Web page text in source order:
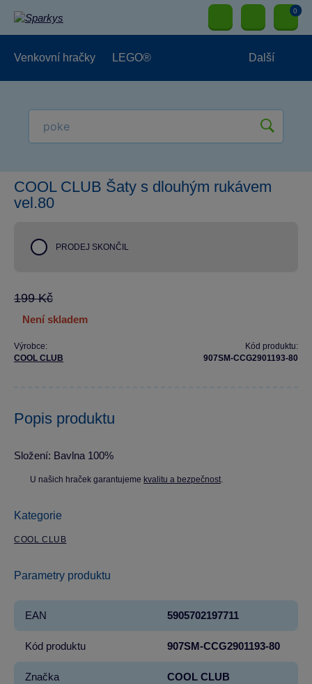
0
Venkovní hračky LEGO® Další
COOL CLUB Šaty s dlouhým rukávem
vel.80
PRODEJ SKONČIL
199 Kč
není skladem
Výrobce:
COOL CLUB
Kód produktu:
907SM-CCG2901193-80
Popis produktu
Složení: Bavlna 100%
U našich hraček garantujeme kvalitu a bezpečnost.
Kategorie
COOL CLUB
Parametry produktu
EAN 5905702197711
Kód produktu 907SM-CCG2901193-80
Značka COOL CLUB